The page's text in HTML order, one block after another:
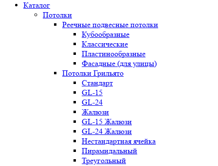
Каталог
Потолки
Реечные подвесные потолки
Кубообразные
Классические
Пластинообразные
Фасадные (для улицы)
Потолки Грильято
Стандарт
GL-15
GL-24
Жалюзи
GL-15 Жалюзи
GL-24 Жалюзи
Нестандартная ячейка
Пирамидальный
Треугольный